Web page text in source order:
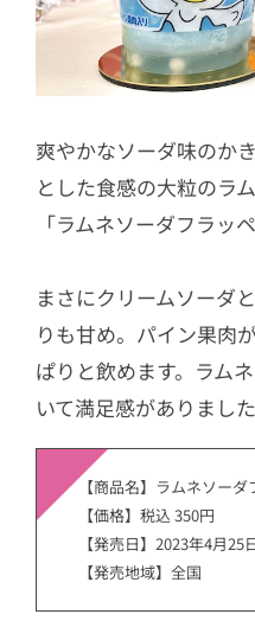
爽やかなソーダ味のか
とした食感の大粒のラ
「ラムネソーダフラッペ
まさにクリームソーダ
りも甘め。パイン果肉
ぱりと飲めます。ラム
いて満足感がありまし
【商品名】ラムネソーダ
【価格】税込 350円
【発売日】2023年4月25
【発売地域】全国